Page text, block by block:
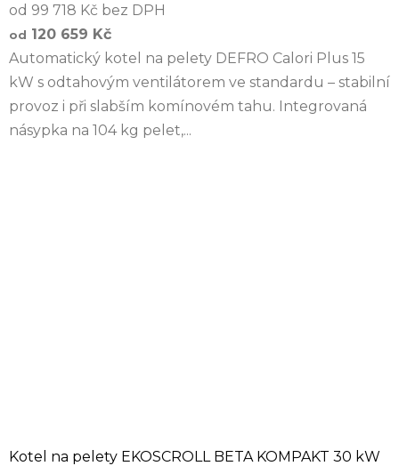
od 99 718 Kč bez DPH
od 120 659 Kč
Automatický kotel na pelety DEFRO Calori Plus 15
kW s odtahovým ventilátorem ve standardu – stabilní
provoz i při slabším komínovém tahu. Integrovaná
násypka na 104 kg pelet,...
Kotel na pelety EKOSCROLL BETA KOMPAKT 30 kW